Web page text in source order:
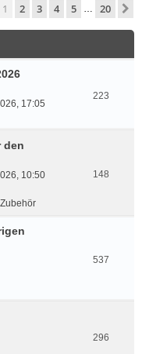
1von 20
1 2 3 4 5 … 20
17:05
223
den
10:50
148
537
296